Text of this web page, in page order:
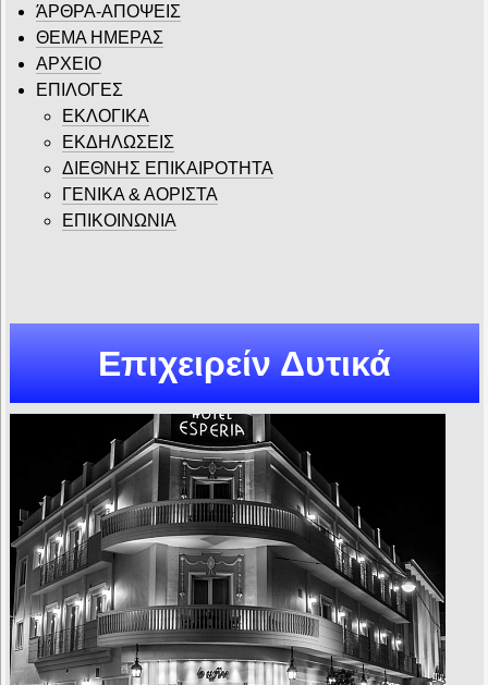
ΆΡΘΡΑ-ΑΠΟΨΕΙΣ
ΘΕΜΑ ΗΜΕΡΑΣ
ΑΡΧΕΙΟ
ΕΠΙΛΟΓΕΣ
ΕΚΛΟΓΙΚΑ
ΕΚΔΗΛΩΣΕΙΣ
ΔΙΕΘΝΗΣ ΕΠΙΚΑΙΡΟΤΗΤΑ
ΓΕΝΙΚΑ & ΑΟΡΙΣΤΑ
ΕΠΙΚΟΙΝΩΝΙΑ
Επιχειρείν Δυτικά